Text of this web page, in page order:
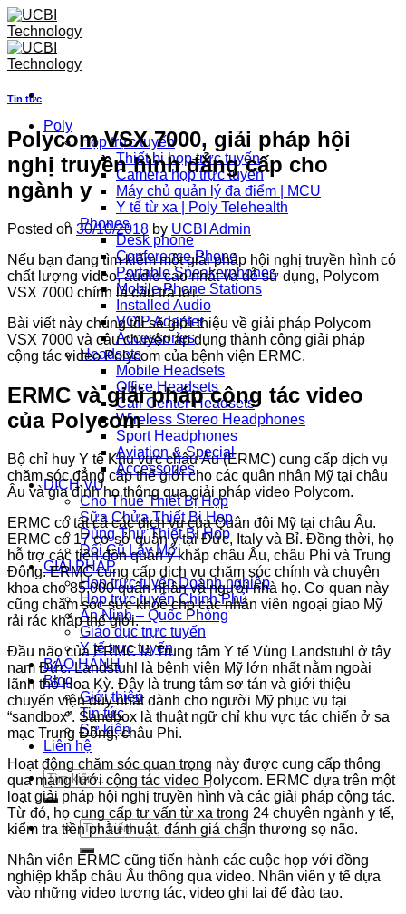
Skip
to
content
Poly
Họp trực tuyến
Thiết bị họp trực tuyến
Camera họp trực tuyến
Máy chủ quản lý đa điểm | MCU
Y tế từ xa | Poly Telehealth
Phones
Desk phone
Conference Phone
Portable Speakerphones
Mobile Phone Stations
Installed Audio
VOIP Adapter
Accessories
Headsets
Mobile Headsets
Office Headsets
Call Center Headsets
Wireless Stereo Headphones
Sport Headphones
Aviation & Special
Accessories
DỊCH VỤ
Cho Thuê Thiết Bị Họp
Sữa Chửa Thiết Bị Họp
Dùng Thử Thiết Bị Họp
Đổi Cũ Lấy Mới
GIẢI PHÁP
Họp trực tuyến Doanh nghiệp
Họp trực tuyến Chính Phủ
An Ninh – Quốc Phòng
Giáo dục trực tuyến
Y tế trực tuyến
BẢO HÀNH
Blog
Giới thiệu
Tin tức
Sự kiện
Liên hệ
Tìm
kiếm:
Tìm
kiếm:
Tin tức
Polycom VSX 7000, giải pháp hội
nghị truyền hình đẳng cấp cho
ngành y
Posted on 30/10/2018 by UCBI Admin
Nếu bạn đang tìm kiếm một giải pháp hội nghị truyền hình có
chất lượng video, audio cao nhất và dễ sử dụng, Polycom
VSX 7000 chính là câu trả lời.
Bài viết này chúng tôi sẽ giới thiệu về giải pháp Polycom
VSX 7000 và câu chuyện áp dụng thành công giải pháp
cộng tác video Polycom của bệnh viện ERMC.
ERMC và giải pháp cộng tác video
của Polycom
Bộ chỉ huy Y tế Khu vực châu Âu (ERMC) cung cấp dịch vụ
chăm sóc đẳng cấp thế giới cho các quân nhân Mỹ tại châu
Âu và gia đình họ thông qua giải pháp video Polycom.
ERMC có tất cả các dịch vụ của Quân đội Mỹ tại châu Âu.
ERMC có 17 cơ sở quân y tại Đức, Italy và Bỉ. Đồng thời, họ
hỗ trợ các tiền đồn quân y khắp châu Âu, châu Phi và Trung
Đông. ERMC cung cấp dịch vụ chăm sóc chính và chuyên
khoa cho 85.000 quân nhân và người nhà họ. Cơ quan này
cũng chăm sóc sức khỏe cho các nhân viên ngoại giao Mỹ
rải rác khắp thế giới.
Đầu não của ERMC là Trung tâm Y tế Vùng Landstuhl ở tây
nam Đức. Landstuhl là bệnh viện Mỹ lớn nhất nằm ngoài
lãnh thổ Hoa Kỳ. Đây là trung tâm sơ tán và giới thiệu
chuyển viện duy nhất dành cho người Mỹ phục vụ tại
“sandbox”. Sandbox là thuật ngữ chỉ khu vực tác chiến ở sa
mạc Trung Đông, châu Phi.
Hoạt động chăm sóc quan trọng này được cung cấp thông
qua mạng lưới cộng tác video Polycom. ERMC dựa trên một
loạt giải pháp hội nghị truyền hình và các giải pháp cộng tác.
Từ đó, họ cung cấp tư vấn từ xa trong 24 chuyên ngành y tế,
kiểm tra tiền phẫu thuật, đánh giá chấn thương sọ não.
Nhân viên ERMC cũng tiến hành các cuộc họp với đồng
nghiệp khắp châu Âu thông qua video. Nhân viên y tế dựa
vào những video tương tác, video ghi lại để đào tạo.